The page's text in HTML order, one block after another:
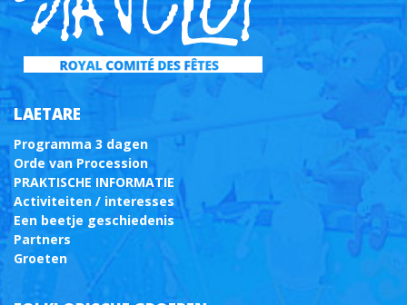
LAETARE
Programma 3 dagen
Orde van Procession
PRAKTISCHE INFORMATIE
Activiteiten / interesses
Een beetje geschiedenis
Partners
Groeten